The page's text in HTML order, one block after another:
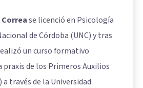
se licenció en Psicología
de Córdoba (UNC) y tras
un curso formativo
praxis de los Primeros Auxilios
través de la Universidad